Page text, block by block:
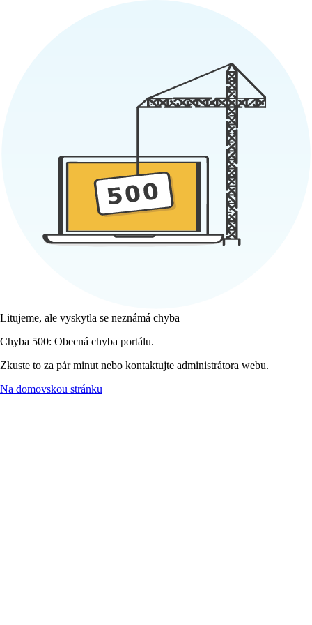
Litujeme, ale vyskytla se neznámá chyba
Chyba 500: Obecná chyba portálu.
Zkuste to za pár minut nebo kontaktujte administrátora webu.
Na domovskou stránku